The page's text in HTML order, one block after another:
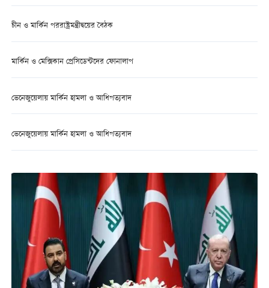
চীন ও মার্কিন পররাষ্ট্রমন্ত্রীদ্বয়ের বৈঠক
মার্কিন ও মেক্সিকান প্রেসিডেন্টদের ফোনালাপ
ভেনেজুয়েলায় মার্কিন হামলা ও আধিপত্যবাদ
ভেনেজুয়েলায় মার্কিন হামলা ও আধিপত্যবাদ